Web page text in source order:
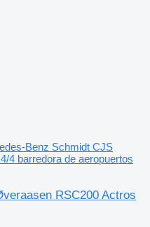
Benz Schmidt CJS
4 barredora de aeropuertos
RSC200 Actros